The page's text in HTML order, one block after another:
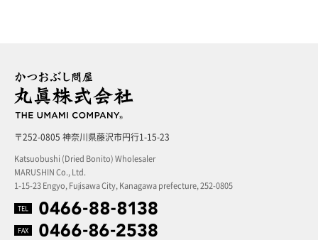
〒252-0805 神奈川県藤沢市円行1-15-23
Katsuobushi (Dried Bonito) Wholesaler
MARUSHIN Co., Ltd.
1-15-23 Engyo, Fujisawa City, Kanagawa prefecture, 252-0805
TEL
FAX